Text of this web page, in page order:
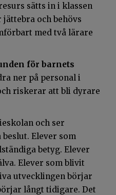
sätts in i klassen
och behövs
med två lärare
för barnets
ner på personal i
riskerar att bli dyrare
och ser
beslut. Elever som
betyg. Elever
Elever som blivit
utvecklingen börjar
långt tidigare. Det